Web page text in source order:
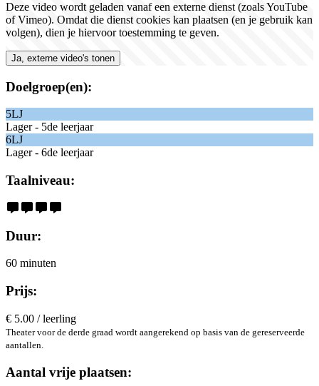
Deze video wordt geladen vanaf een externe dienst (zoals YouTube
of Vimeo). Omdat die dienst cookies kan plaatsen (en je gebruik kan
volgen), dien je hiervoor toestemming te geven.
Ja, externe video's tonen
Doelgroep(en):
5LJ
Lager - 5de leerjaar
6LJ
Lager - 6de leerjaar
Taalniveau:
Duur:
60 minuten
Prijs:
€ 5.00 / leerling
Theater voor de derde graad wordt aangerekend op basis van de gereserveerde
aantallen.
Aantal vrije plaatsen: